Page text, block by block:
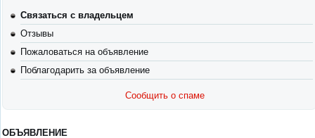
Связаться с владельцем
Отзывы
Пожаловаться на объявление
Поблагодарить за объявление
Сообщить о спаме
ОБЪЯВЛЕНИЕ